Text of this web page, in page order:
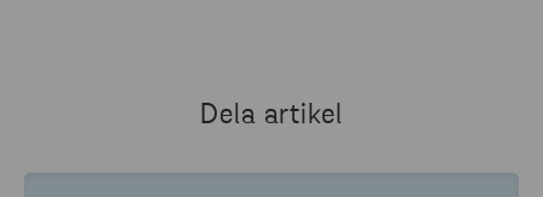
JAG VILL HA EN OFFERT
Dela artikel